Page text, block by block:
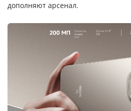
дополняют арсенал.